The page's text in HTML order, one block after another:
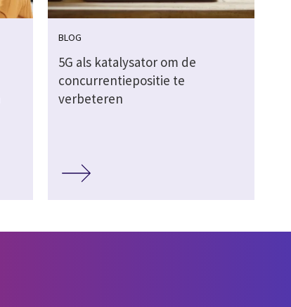
BLOG
5G als katalysator om de
concurrentiepositie te
verbeteren